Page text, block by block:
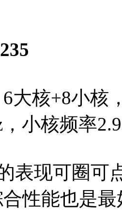
大核+8小核
小核频率
表现可圈可
性能也是